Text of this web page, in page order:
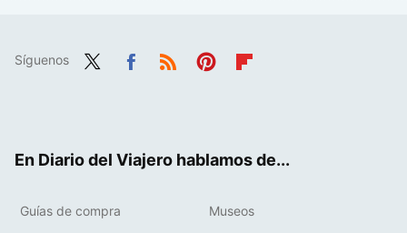
Síguenos
En Diario del Viajero hablamos de...
Guías de compra Museos